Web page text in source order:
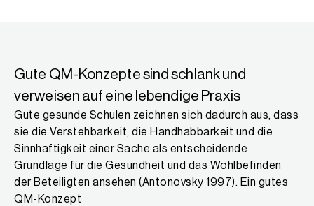
Gute QM-Konzepte sind schlank und
verweisen auf eine lebendige Praxis
Gute gesunde Schulen zeichnen sich dadurch aus, dass
sie die Verstehbarkeit, die Handhabbarkeit und die
Sinnhaftigkeit einer Sache als entscheidende
Grundlage für die Gesundheit und das Wohlbefinden
der Beteiligten ansehen (Antonovsky 1997). Ein gutes
QM-Konzept